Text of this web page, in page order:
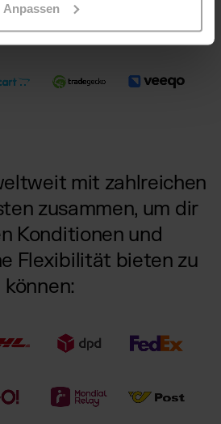
Anpassen
mit zahlreichen
zusammen, um dir
Konditionen und
Flexibilität bieten zu
können: